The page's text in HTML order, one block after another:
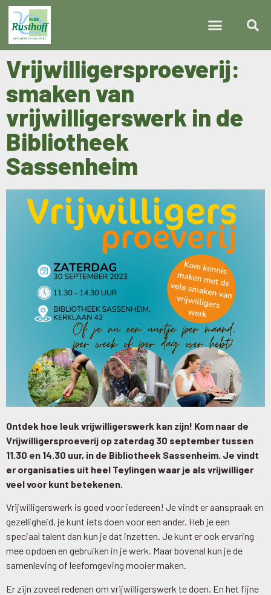
Vrijwilligersproeverij:
smaken van
vrijwilligerswerk in de
Bibliotheek
Sassenheim
Ontdek hoe leuk vrijwilligerswerk kan zijn! Kom naar de
Vrijwilligersproeverij op zaterdag 30 september tussen
11.30 en 14.30 uur, in de Bibliotheek Sassenheim. Je vindt
er organisaties uit heel Teylingen waar je als vrijwilliger
veel voor kunt betekenen.
Vrijwilligerswerk is goed voor iedereen! Je vindt er aanspraak en
gezelligheid, je kunt iets doen voor een ander. Heb je een
speciaal talent dan kun je dat inzetten. Je kunt er ook ervaring
mee opdoen en gebruiken in je werk. Maar bovenal kun je de
samenleving of leefomgeving mooier maken.
Er zijn zoveel redenen om vrijwilligerswerk te doen. En het fijne